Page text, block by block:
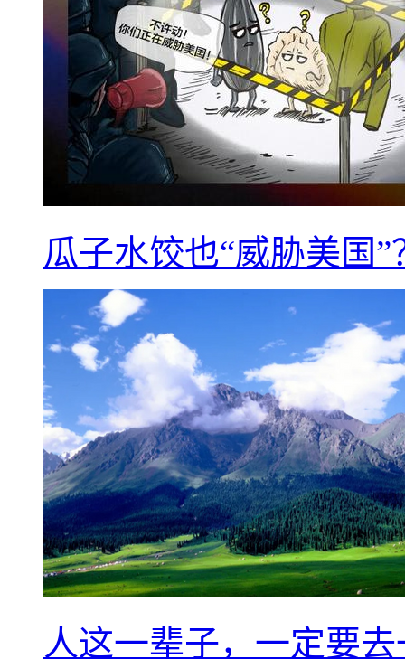
瓜子水饺也“威胁美国”
人这一辈子，一定要